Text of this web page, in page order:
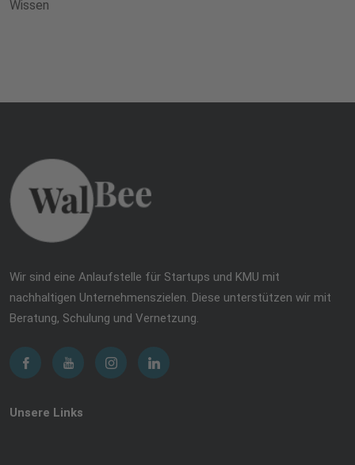
Wissen
Wir sind eine Anlaufstelle für Startups und KMU mit
nachhaltigen Unternehmenszielen. Diese unterstützen wir mit
Beratung, Schulung und Vernetzung.
Unsere Links